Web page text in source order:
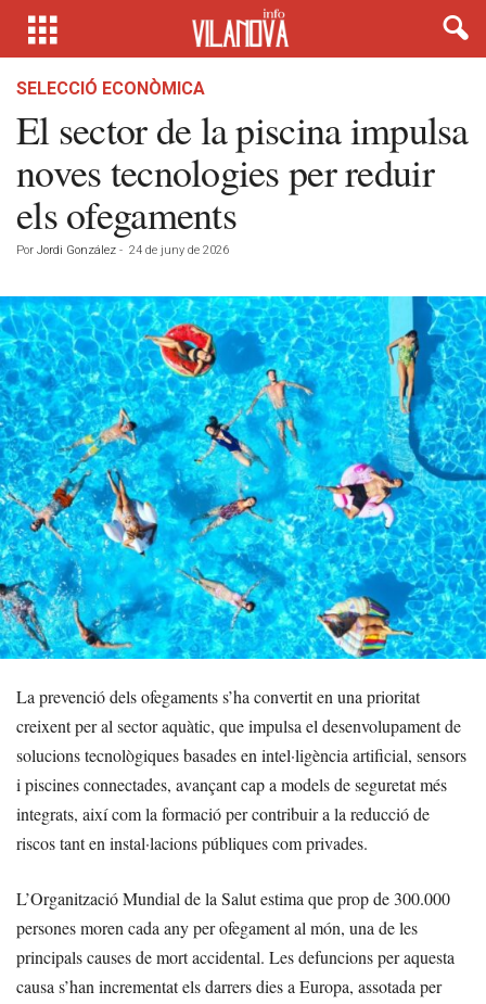
SELECCIÓ ECONÒMICA
El sector de la piscina impulsa
noves tecnologies per reduir
els ofegaments
Por Jordi González - 24 de juny de 2026
La prevenció dels ofegaments s’ha convertit en una prioritat
creixent per al sector aquàtic, que impulsa el desenvolupament de
solucions tecnològiques basades en intel·ligència artificial, sensors
i piscines connectades, avançant cap a models de seguretat més
integrats, així com la formació per contribuir a la reducció de
riscos tant en instal·lacions públiques com privades.
L’Organització Mundial de la Salut estima que prop de 300.000
persones moren cada any per ofegament al món, una de les
principals causes de mort accidental. Les defuncions per aquesta
causa s’han incrementat els darrers dies a Europa, assotada per